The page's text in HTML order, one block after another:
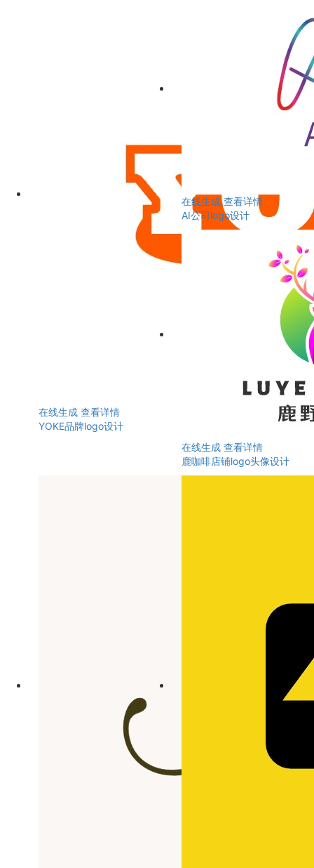
在线生成 查看详情
YOKE品牌logo设计
在线生成 查看详情
AI公司logo设计
在线生成 查看详情
鹿咖啡店铺logo头像设计